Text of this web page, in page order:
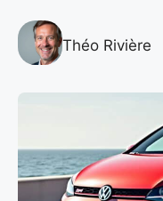
Théo Rivière